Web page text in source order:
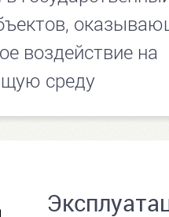
воздействие на
среду